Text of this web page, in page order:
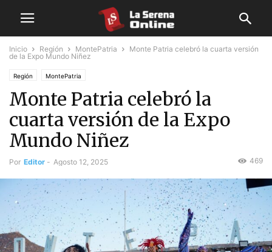
Inicio Región MontePatria
Monte Patria celebró la cuarta versión
de la Expo Mundo Niñez
Región MontePatria
Monte Patria celebró la
cuarta versión de la Expo
Mundo Niñez
Por Editor - Agosto 12, 2025 469